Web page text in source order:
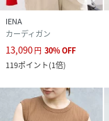
IENA
カーディガン
13,090円 30%OFF
119ポイント(1倍)